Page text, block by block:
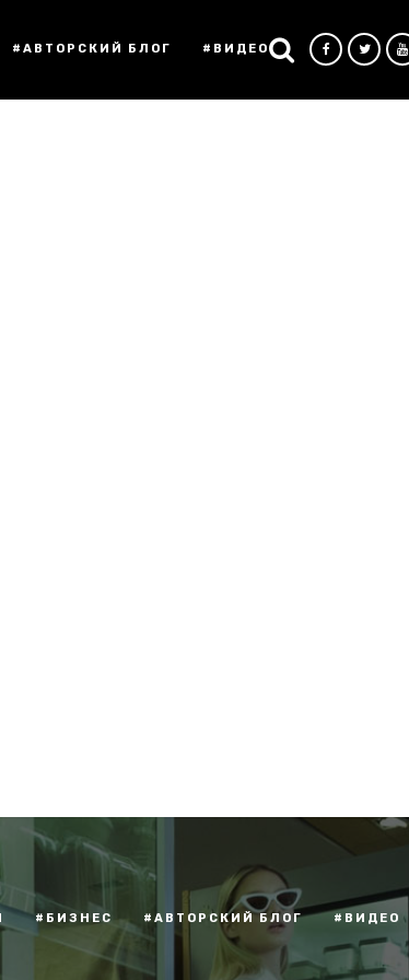
#АВТОРСКИЙ БЛОГ #ВИДЕО
#БИЗНЕС #АВТОРСКИЙ БЛОГ #ВИДЕО